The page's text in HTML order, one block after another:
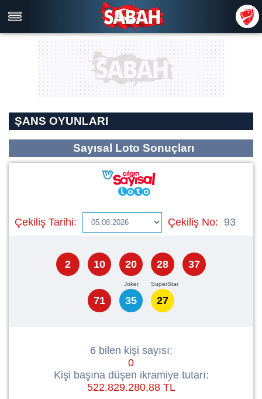
ŞANS OYUNLARI
Sayısal Loto Sonuçları
Çekiliş Tarihi: Çekiliş No: 93
2 10 20 28 37
71 35 27
6 bilen kişi sayısı:
0
Kişi başına düşen ikramiye tutarı:
522.829.280,88 TL